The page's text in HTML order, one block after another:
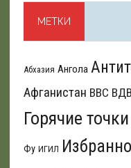
МЕТКИ
Абхазия Ангола
Афганистан ВВС ВДВ
Горячие точки
Фу ИГИЛ